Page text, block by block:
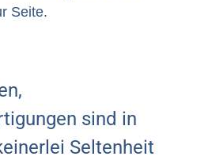
Seite.
sind in
Seltenheit